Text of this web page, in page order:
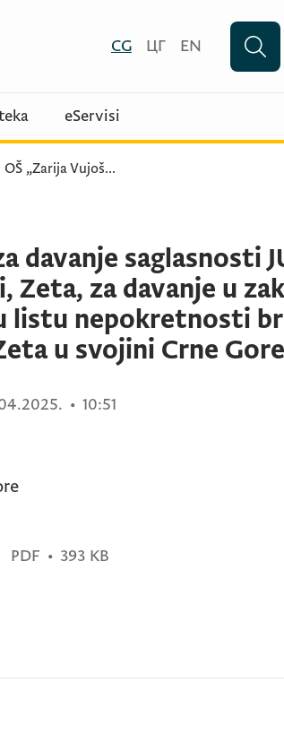
CG ЦГ EN
eServisi
„Zarija Vujoš...
davanje saglasnosti
Zeta, za davanje u
listu nepokretnosti
u svojini Crne
• 10:51
PDF • 393 KB